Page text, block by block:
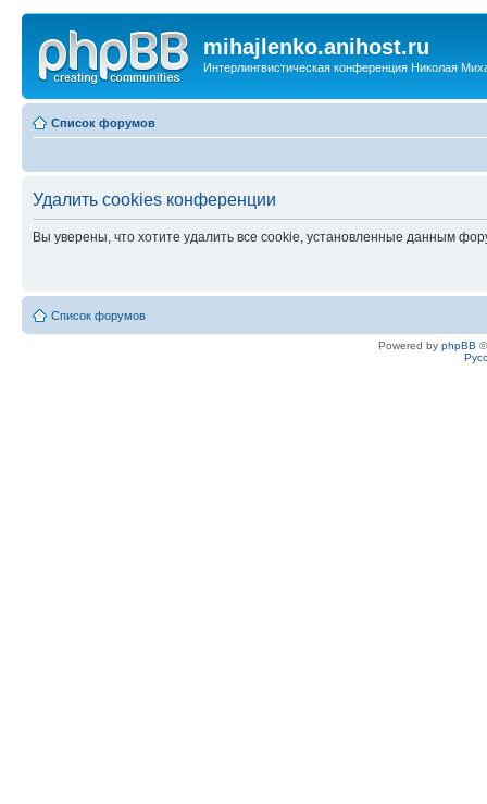
mihajlenko.anihost.ru
Интерлингвистическая конференция Николая
Список форумов
Удалить cookies конференции
Вы уверены, что хотите удалить все cookie, установленные данным
Список форумов
Powered by phpBB